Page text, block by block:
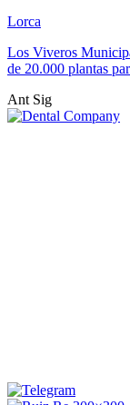
Lorca
Los Viveros
de 20.000 plantas
Ant Sig